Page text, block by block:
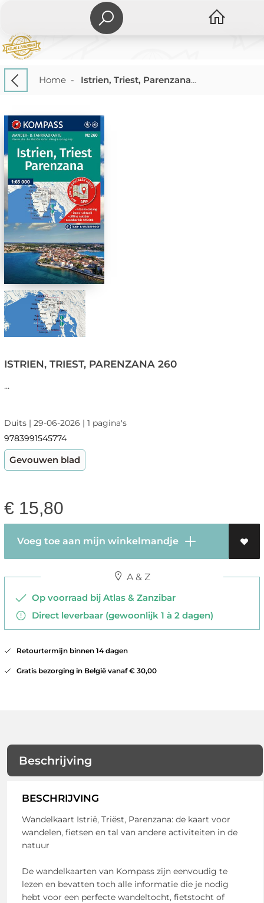
Home- Istrien, Triest, Parenzana 260
ISTRIEN, TRIEST, PARENZANA 260
...
Duits | 29-06-2026 | 1 pagina's
9783991545774
Gevouwen blad
€ 15,80
Voeg toe aan mijn winkelmandje
A & Z
Op voorraad bij Atlas & Zanzibar
Direct leverbaar (gewoonlijk 1 à 2 dagen)
Retourtermijn binnen 14 dagen
Gratis bezorging in België vanaf € 30,00
Beschrijving
BESCHRIJVING
Wandelkaart Istrië, Triëst, Parenzana: de kaart voor
wandelen, fietsen en tal van andere activiteiten in de
natuur
De wandelkaarten van Kompass zijn eenvoudig te
lezen en bevatten toch alle informatie die je nodig
hebt voor een perfecte wandeltocht, fietstocht of